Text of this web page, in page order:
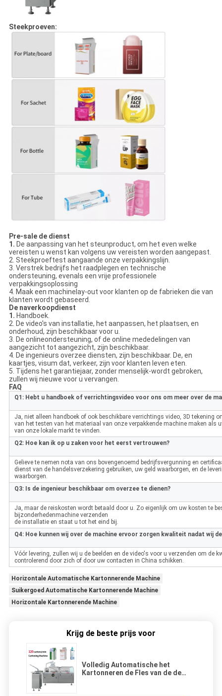
Steekproeven:
Pre-sale de dienst
1. De aanpassing van het steunproduct, om het even welke
vereisten u wenst kan volgens uw vereisten worden aangepast.
2. Steekproeftest aangaande onze verpakkingslijn.
3. Verstrek bedrijfs het raadplegen en technische
ondersteuning, evenals een vrije professionele
verpakkingsoplossing
4. Maak een machinelay-out voor klanten op de fabrieken die van
klanten wordt gebaseerd.
De naverkoopdienst
1. Handboek.
2. De video's van installatie, het aanpassen, het plaatsen, en
onderhoud, zijn beschikbaar voor u.
3. De onlineondersteuning, of de online mededelingen van
aangezicht tot aangezicht, zijn beschikbaar.
4. De ingenieurs overzee diensten, zijn beschikbaar. De, en
kaartjes, visum dat, verkeer, zijn voor klanten leven eten.
5. Tijdens het garantiejaar, zonder menselijk-wordt gebroken,
zullen wij nieuwe voor u vervangen.
FAQ
Q1: Hebt u handboek of verrichtingsvideo voor ons om meer over de
Ja, niet alleen handboek of ook beschikbare verrichtings video, 3D tekening
van het testen van het materiaal van onze verpakkende machine maken als
van onze lokale markt te vinden.
Q2: Hoe kan ik op u zaken voor het eerst vertrouwen?
Gelieve te nemen nota van ons bovengenoemd bedrijfsvergunning en
dienst van de handelsverzekering gebruiken, uw geld waarborgen, en de
waarborgen.
Q3: Is de ingenieur beschikbaar om overzee te dienen?
Ja, maar de reiskosten wordt betaald door u. Zo eigenlijk om uw kosten te
bijzonderhedenmachine verzenden
de installatie en staat u tot het eind bij.
Q4: Hoe kunnen wij over de machine ervoor zorgen kwaliteit nadat wij
Vóór levering, zullen wij u de beelden en de video's voor u verzenden om de
controlerend door zich of door uw contacten in China schikken.
Horizontale Automatische Kartonnerende Machine
Suikergoed Automatische Kartonnerende Machine
Horizontale Kartonnerende Machine
Krijg de beste prijs voor
Volledig Automatische het
Kartonneren de Fles van de de